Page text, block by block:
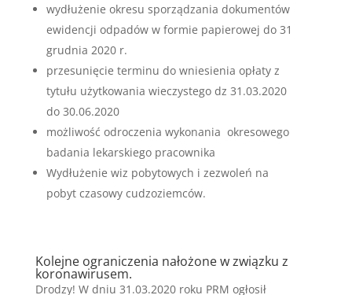
wydłużenie okresu sporządzania dokumentów
ewidencji odpadów w formie papierowej do 31
grudnia 2020 r.
przesunięcie terminu do wniesienia opłaty z
tytułu użytkowania wieczystego dz 31.03.2020
do 30.06.2020
możliwość odroczenia wykonania okresowego
badania lekarskiego pracownika
Wydłużenie wiz pobytowych i zezwoleń na
pobyt czasowy cudzoziemców.
Kolejne ograniczenia nałożone w związku z
koronawirusem.
Drodzy! W dniu 31.03.2020 roku PRM ogłosił